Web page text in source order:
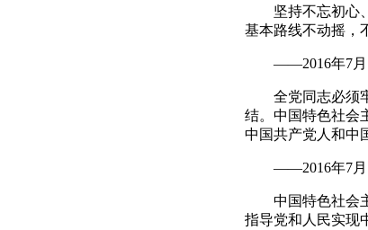
坚持不忘初心、
基本路线不动摇，
——2016年7月1
全党同志必须牢
结。中国特色社会
中国共产党人和中
——2016年7月1
中国特色社会主
指导党和人民实现